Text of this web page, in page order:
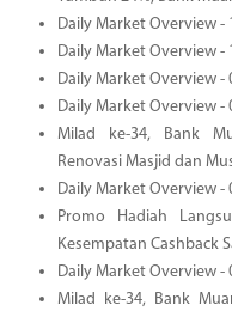
Daily Market Overview -
Daily Market Overview -
Daily Market Overview -
Daily Market Overview -
Milad ke-34, Bank
Renovasi Masjid dan
Daily Market Overview -
Promo Hadiah
Kesempatan Cashback
Daily Market Overview -
Milad ke-34, Bank